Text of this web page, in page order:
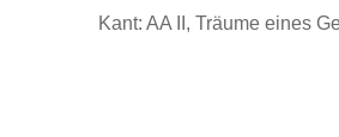
Kant: AA II, Träume eines